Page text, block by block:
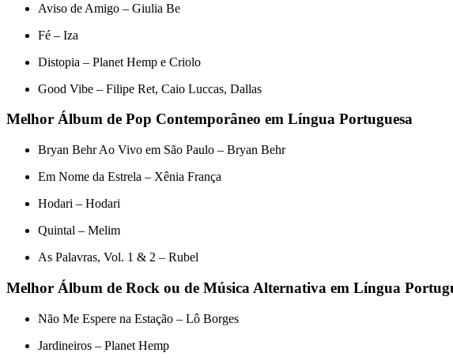
Aviso de Amigo – Giulia Be
Fé – Iza
Distopia – Planet Hemp e Criolo
Good Vibe – Filipe Ret, Caio Luccas, Dallas
Melhor Álbum de Pop Contemporâneo em Língua Portuguesa
Bryan Behr Ao Vivo em São Paulo – Bryan Behr
Em Nome da Estrela – Xênia França
Hodari – Hodari
Quintal – Melim
As Palavras, Vol. 1 & 2 – Rubel
Melhor Álbum de Rock ou de Música Alternativa em Língua
Não Me Espere na Estação – Lô Borges
Jardineiros – Planet Hemp